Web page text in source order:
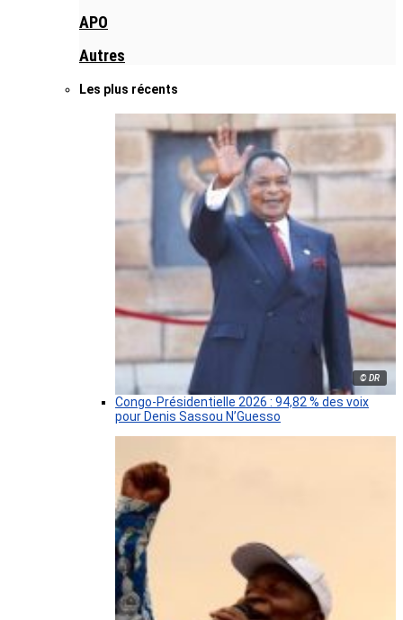
APO
Autres
Les plus récents
© DR
Congo-Présidentielle 2026 : 94,82 % des voix
pour Denis Sassou N’Guesso